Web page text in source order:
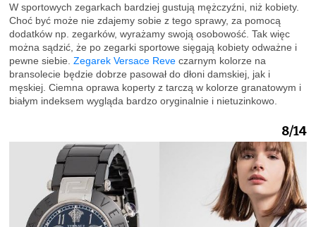
W sportowych zegarkach bardziej gustują mężczyźni, niż kobiety.
Choć być może nie zdajemy sobie z tego sprawy, za pomocą
dodatków np. zegarków, wyrażamy swoją osobowość. Tak więc
można sądzić, że po zegarki sportowe sięgają kobiety odważne i
pewne siebie. Zegarek Versace Reve czarnym kolorze na
bransolecie będzie dobrze pasował do dłoni damskiej, jak i
męskiej. Ciemna oprawa koperty z tarczą w kolorze granatowym i
białym indeksem wygląda bardzo oryginalnie i nietuzinkowo.
8/14